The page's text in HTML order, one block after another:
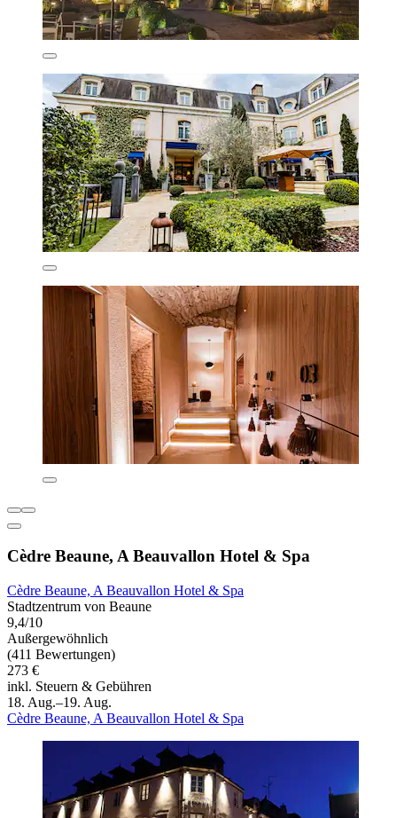
Cèdre Beaune, A Beauvallon Hotel & Spa
Cèdre Beaune, A Beauvallon Hotel & Spa
Stadtzentrum von Beaune
9,4/10
Außergewöhnlich
(411 Bewertungen)
273 €
inkl. Steuern & Gebühren
18. Aug.–19. Aug.
Cèdre Beaune, A Beauvallon Hotel & Spa